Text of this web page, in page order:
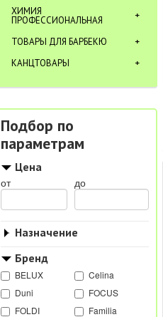
ХИМИЯ
ПРОФЕССИОНАЛЬНАЯ
ТОВАРЫ ДЛЯ БАРБЕКЮ
КАНЦТОВАРЫ
Подбор по
параметрам
Цена
от до
Назначение
Бренд
BELUX
Celina
Duni
FOCUS
FOLDI
Familia